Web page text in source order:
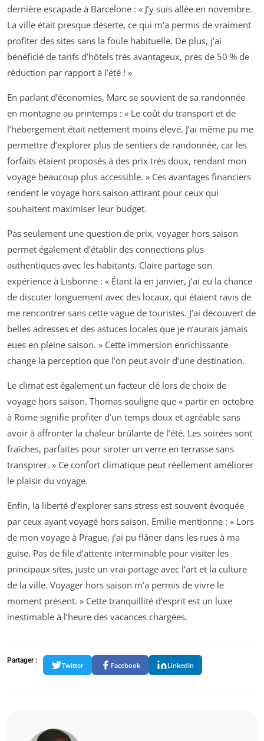
dernière escapade à Barcelone : « J’y suis allée en novembre.
La ville était presque déserte, ce qui m’a permis de vraiment
profiter des sites sans la foule habituelle. De plus, j’ai
bénéficié de tarifs d’hôtels très avantageux, près de 50 % de
réduction par rapport à l’été ! »
En parlant d’économies, Marc se souvient de sa randonnée
en montagne au printemps : « Le coût du transport et de
l’hébergement était nettement moins élevé. J’ai même pu me
permettre d’explorer plus de sentiers de randonnée, car les
forfaits étaient proposés à des prix très doux, rendant mon
voyage beaucoup plus accessible. » Ces avantages financiers
rendent le voyage hors saison attirant pour ceux qui
souhaitent maximiser leur budget.
Pas seulement une question de prix, voyager hors saison
permet également d’établir des connections plus
authentiques avec les habitants. Claire partage son
expérience à Lisbonne : « Étant là en janvier, j’ai eu la chance
de discuter longuement avec des locaux, qui étaient ravis de
me rencontrer sans cette vague de touristes. J’ai découvert de
belles adresses et des astuces locales que je n’aurais jamais
eues en pleine saison. » Cette immersion enrichissante
change la perception que l’on peut avoir d’une destination.
Le climat est également un facteur clé lors de choix de
voyage hors saison. Thomas souligne que « partir en octobre
à Rome signifie profiter d’un temps doux et agréable sans
avoir à affronter la chaleur brûlante de l’été. Les soirées sont
fraîches, parfaites pour siroter un verre en terrasse sans
transpirer. » Ce confort climatique peut réellement améliorer
le plaisir du voyage.
Enfin, la liberté d’explorer sans stress est souvent évoquée
par ceux ayant voyagé hors saison. Emilie mentionne : « Lors
de mon voyage à Prague, j’ai pu flâner dans les rues à ma
guise. Pas de file d’attente interminable pour visiter les
principaux sites, juste un vrai partage avec l’art et la culture
de la ville. Voyager hors saison m’a permis de vivre le
moment présent. » Cette tranquillité d’esprit est un luxe
inestimable à l’heure des vacances chargées.
Partager :
Twitter Facebook LinkedIn